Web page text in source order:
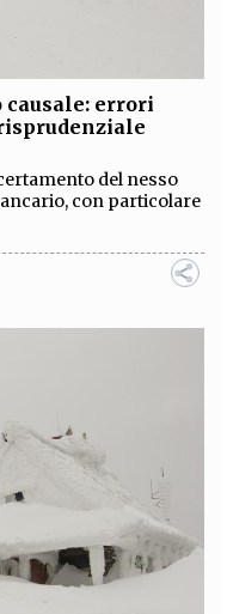
causale: errori
del nesso
con particolare